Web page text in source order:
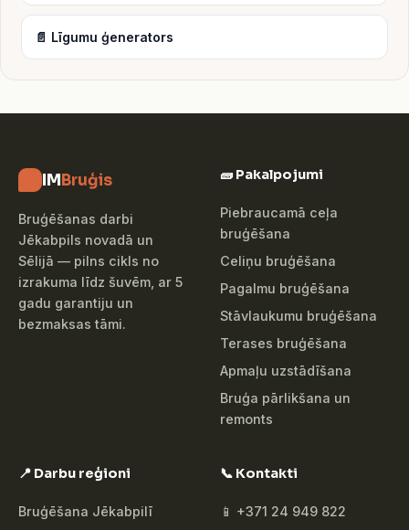
📄 Līgumu ģenerators
IMBruģis
Bruģēšanas darbi
Jēkabpils novadā un
Sēlijā — pilns cikls no
izrakuma līdz šuvēm, ar 5
gadu garantiju un
bezmaksas tāmi.
🧱 Pakalpojumi
Piebraucamā ceļa
bruģēšana
Celiņu bruģēšana
Pagalmu bruģēšana
Stāvlaukumu bruģēšana
Terases bruģēšana
Apmaļu uzstādīšana
Bruģa pārlikšana un
remonts
📍 Darbu reģioni
Bruģēšana Jēkabpilī
📞 Kontakti
📱 +371 24 949 822